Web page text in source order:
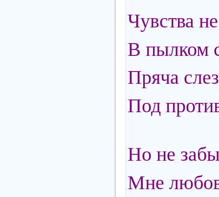
Чувства
В пылком
Пряча
Под
Но не
Мне